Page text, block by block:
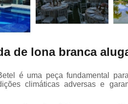
de lona branca
é uma peça fundamental
climáticas adversas e